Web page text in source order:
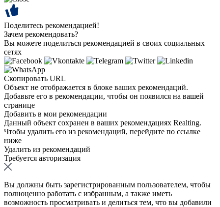
Поделитесь рекомендацией!
Зачем рекомендовать?
Вы можете поделиться рекомендацией в своих социальных
сетях
Скопировать URL
Объект не отображается в блоке ваших рекомендаций.
Добавьте его в рекомендации, чтобы он появился на вашей
странице
Добавить в мои рекомендации
Данный объект сохранен в ваших рекомендациях Realting.
Чтобы удалить его из рекомендаций, перейдите по ссылке
ниже
Удалить из рекомендаций
Требуется авторизация
Вы должны быть зарегистрированным пользователем, чтобы
полноценно работать с избранным, а также иметь
возможность просматривать и делиться тем, что вы добавили